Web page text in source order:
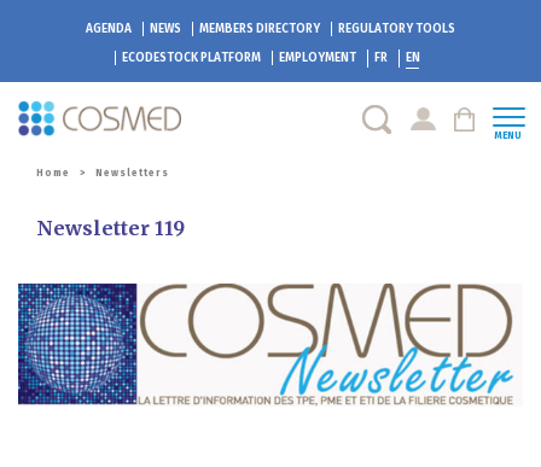
AGENDA NEWS MEMBERS DIRECTORY
REGULATORY TOOLS
ECODESTOCK PLATFORM EMPLOYMENT FR EN
MENU
Home > Newsletters
Newsletter 119